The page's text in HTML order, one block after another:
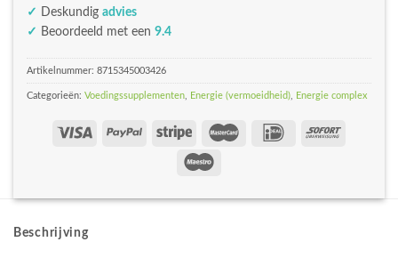
✓
Deskundig advies
✓ Beoordeeld met een 9.4
Artikelnummer: 8715345003426
Categorieën: Voedingssupplementen Energie (vermoeidheid) Energie complex
Beschrijving